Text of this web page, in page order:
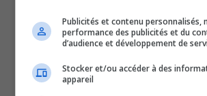
viennent en aide aux familles et
espaces communautaires à travers la
Le Service de police d’Ottawa présente
remerciements aux commanditaires,
Publicités et contenu personnalisés,
performance des publicités et du
d’audience et développement de
Stocker et/ou accéder à des
appareil